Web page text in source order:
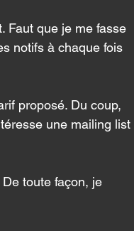
Faut que je me fasse
notifs à chaque fois
proposé. Du coup,
une mailing list
toute façon, je